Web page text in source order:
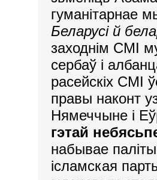
гуманітарнае
Беларусі й
заходнім СМІ
сербаў і
расейскіх
правы наконт
Нямеччыне і
гэтай
набывае
ісламская